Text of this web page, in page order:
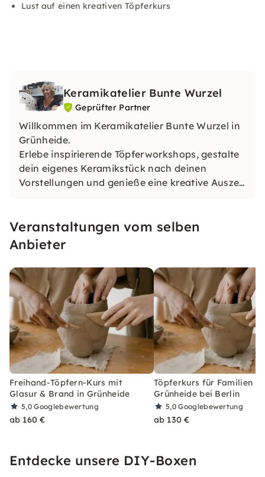
Lust auf einen kreativen Töpferkurs
Keramikatelier Bunte Wurzel
Geprüfter Partner
Willkommen im Keramikatelier Bunte Wurzel in
Grünheide.
Erlebe inspirierende Töpferworkshops, gestalte
dein eigenes Keramikstück nach deinen
Vorstellungen und genieße eine kreative Auszeit
Veranstaltungen vom selben
Anbieter
Freihand-Töpfern-Kurs mit
Glasur & Brand in Grünheide
5,0Googlebewertung
ab 160 €
Töpferkurs für Familien in
Grünheide bei Berlin
5,0Googlebewertung
ab 130 €
Entdecke unsere DIY-Boxen